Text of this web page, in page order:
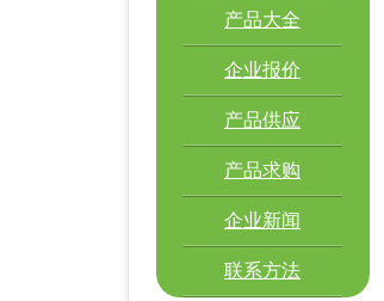
产品大全
企业报价
产品供应
产品求购
企业新闻
联系方法